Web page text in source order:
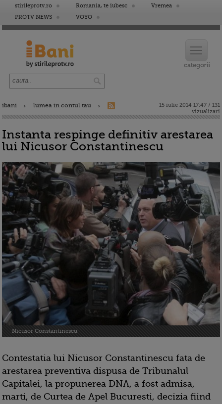
stirileprotv.ro Romania, te iubesc
Vremea
PROTV NEWS
VOYO
ibani lumea in contul tau
15 iulie 2014 17:47 / 131
vizualizari
Instanta respinge definitiv arestarea
lui Nicusor Constantinescu
Nicusor Constantinescu
Contestatia lui Nicusor Constantinescu fata de
arestarea preventiva dispusa de Tribunalul
Capitalei, la propunerea DNA, a fost admisa,
marti, de Curtea de Apel Bucuresti, decizia fiind